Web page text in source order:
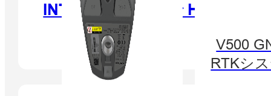
V500
RTKシ
INTERGEO 2025 で Hi-Target